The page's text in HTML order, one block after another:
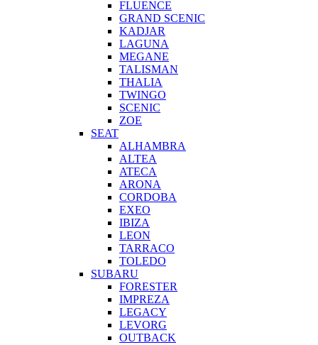
FLUENCE
GRAND SCENIC
KADJAR
LAGUNA
MEGANE
TALISMAN
THALIA
TWINGO
SCENIC
ZOE
SEAT
ALHAMBRA
ALTEA
ATECA
ARONA
CORDOBA
EXEO
IBIZA
LEON
TARRACO
TOLEDO
SUBARU
FORESTER
IMPREZA
LEGACY
LEVORG
OUTBACK